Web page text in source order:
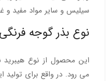
سیلیس و سایر مواد مفید و
نوع بذر گوجه
این محصول از نوع هیبرید
می رود. در واقع برای